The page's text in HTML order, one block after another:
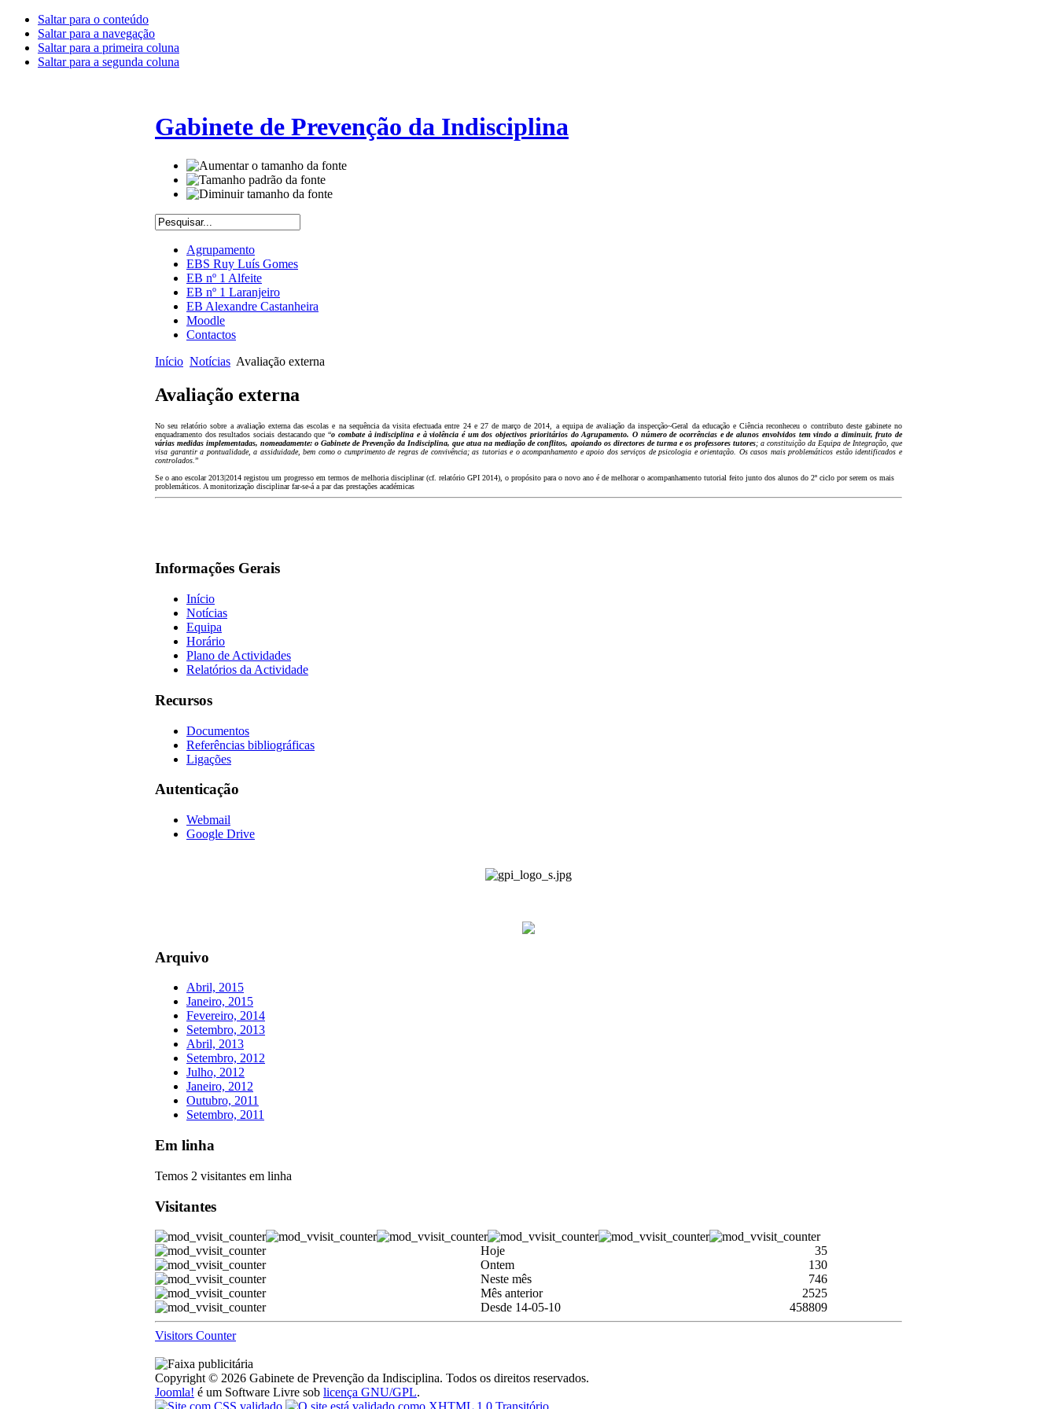
Saltar para o conteúdo
Saltar para a navegação
Saltar para a primeira coluna
Saltar para a segunda coluna
Gabinete de Prevenção da Indisciplina
Agrupamento
EBS Ruy Luís Gomes
EB nº 1 Alfeite
EB nº 1 Laranjeiro
EB Alexandre Castanheira
Moodle
Contactos
Início Notícias Avaliação externa
Avaliação externa
No seu relatório sobre a avaliação externa das escolas e na sequência da visita efectuada entre 24 e 27 de março de 2014, a equipa de avaliação da inspecção~Geral da educação e Ciência reconheceu o contributo deste gabinete no
enquadramento dos resultados sociais destacando que “o combate à indisciplina e à violência é um dos objectivos prioritários do Agrupamento. O número de ocorrências e de alunos envolvidos tem vindo a diminuir, fruto de
várias medidas implementadas, nomeadamente: o Gabinete de Prevenção da Indisciplina, que atua na mediação de conflitos, apoiando os directores de turma e os professores tutores; a constituição da Equipa de Integração, que
visa garantir a pontualidade, a assiduidade, bem como o cumprimento de regras de convivência; as tutorias e o acompanhamento e apoio dos serviços de psicologia e orientação. Os casos mais problemáticos estão identificados e
controlados. ”
Se o ano escolar 2013|2014 registou um progresso em termos de melhoria disciplinar (cf. relatório GPI 2014), o propósito para o novo ano é de melhorar o acompanhamento tutorial feito junto dos alunos do 2º ciclo por serem os mais
problemáticos. A monitorização disciplinar far-se-á a par das prestações académicas
Informações Gerais
Início
Notícias
Equipa
Horário
Plano de Actividades
Relatórios da Actividade
Recursos
Documentos
Referências bibliográficas
Ligações
Autenticação
Webmail
Google Drive
Arquivo
Abril, 2015
Janeiro, 2015
Fevereiro, 2014
Setembro, 2013
Abril, 2013
Setembro, 2012
Julho, 2012
Janeiro, 2012
Outubro, 2011
Setembro, 2011
Em linha
Temos 2 visitantes em linha
Visitantes
Hoje
35
Ontem
130
Neste mês
746
Mês anterior
2525
Desde 14-05-10
458809
Visitors Counter
Copyright © 2026 Gabinete de Prevenção da Indisciplina. Todos os direitos reservados.
Joomla! é um Software Livre sob licença GNU/GPL.